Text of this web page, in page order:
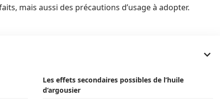
mais aussi des précautions d’usage à adopter.
Les effets secondaires possibles de l’huile
d’argousier